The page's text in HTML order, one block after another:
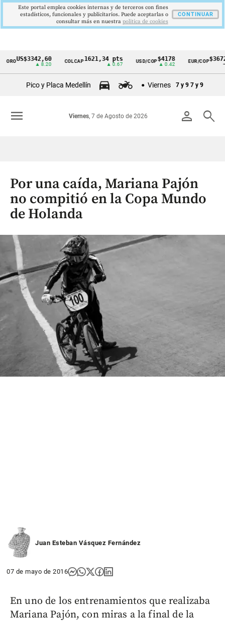
Cintillo
Colombia
US$3342,60
▲ 8.20
COLCAP1621,34 pts
▲ 0.67
USD/COP$4178
▲ 0.42
EUR/COP$3672
Pico y Placa Medellín Viernes 7 y 9 7 y 9
person search
Viernes, 7 de Agosto de 2026
menu
Por una caída, Mariana Pajón
no compitió en la Copa Mundo
de Holanda
Juan Esteban Vásquez Fernández
07 de mayo de 2016
En uno de los entrenamientos que realizaba
Mariana Pajón, con miras a la final de la
Este portal emplea cookies internas y de terceros con fines
estadísticos, funcionales y publicitarios. Puede aceptarlas o
consultar más en nuestra politica de cookies
CONTINUAR